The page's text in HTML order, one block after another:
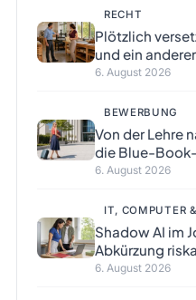
RECHT
Plötzlich
und ein
6. August 2026
BEWERBUNG
Von der Lehre
die Blue-
6. August 2026
IT, COMPUTER
Shadow AI im
Abkürzung
6. August 2026